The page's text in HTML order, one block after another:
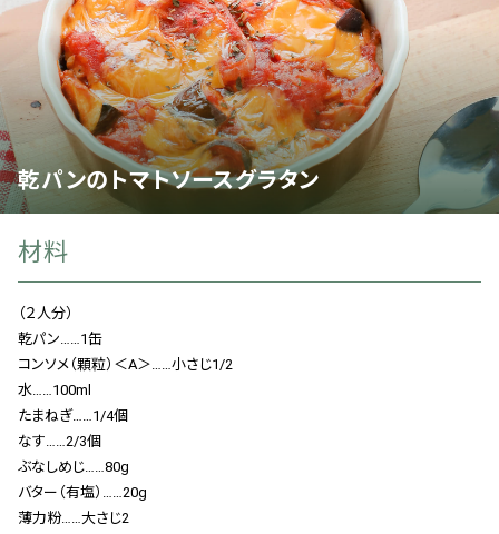
栄養健康レシピ
医療系学生記事
健康川柳
DRP医療情報館とは?
お知らせ
お問い合わせ
乾パンのトマトソースグラタン
材料
（２人分）
乾パン……1缶
コンソメ（顆粒）＜A＞……小さじ1/2
水……100ml
たまねぎ……1/4個
なす……2/3個
ぶなしめじ……80g
バター（有塩）……20g
薄力粉……大さじ2